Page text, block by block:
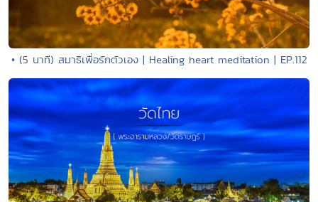
• (5 นาที) สมาธิเพื่อรักตัวเอง | Healing heart meditation | EP.112